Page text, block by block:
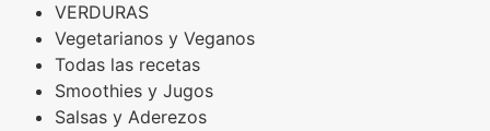
VERDURAS
Vegetarianos y Veganos
Todas las recetas
Smoothies y Jugos
Salsas y Aderezos